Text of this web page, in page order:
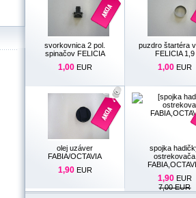
svorkovnica 2 pol.
spinačov FELICIA
1,00 EUR
puzdro štartéra
FELICIA 1,9
1,00 EUR
olej uzáver
FABIA/OCTAVIA
1,90 EUR
spojka
ostrekovača
1,90 EUR
7,00 EUR